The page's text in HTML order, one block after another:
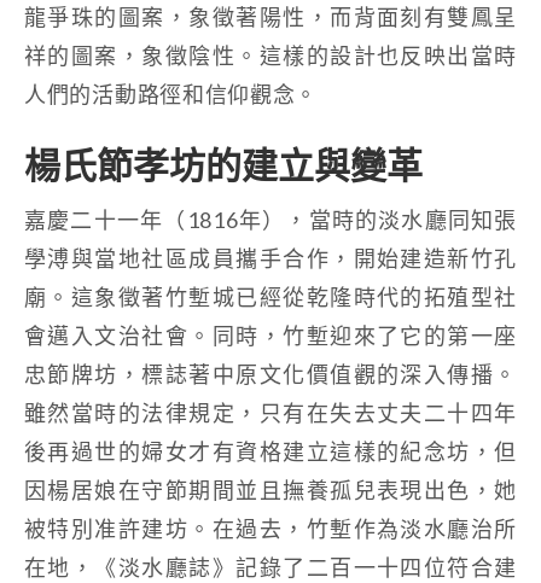
龍爭珠的圖案，象徵著陽性，而背面刻有雙鳳呈
祥的圖案，象徵陰性。這樣的設計也反映出當時
人們的活動路徑和信仰觀念。
楊氏節孝坊的建立與變革
嘉慶二十一年（1816年），當時的淡水廳同知張
學溥與當地社區成員攜手合作，開始建造新竹孔
廟。這象徵著竹塹城已經從乾隆時代的拓殖型社
會邁入文治社會。同時，竹塹迎來了它的第一座
忠節牌坊，標誌著中原文化價值觀的深入傳播。
雖然當時的法律規定，只有在失去丈夫二十四年
後再過世的婦女才有資格建立這樣的紀念坊，但
因楊居娘在守節期間並且撫養孤兒表現出色，她
被特別准許建坊。在過去，竹塹作為淡水廳治所
在地，《淡水廳誌》記錄了二百一十四位符合建